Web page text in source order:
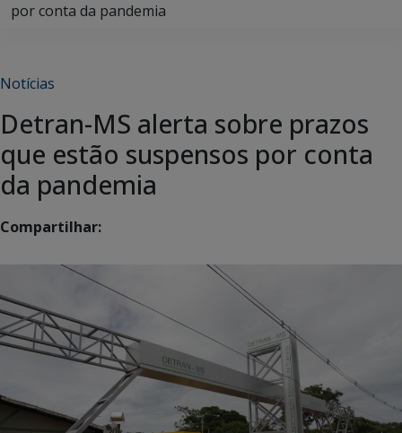
por conta da pandemia
Notícias
Detran-MS alerta sobre prazos
que estão suspensos por conta
da pandemia
Compartilhar: